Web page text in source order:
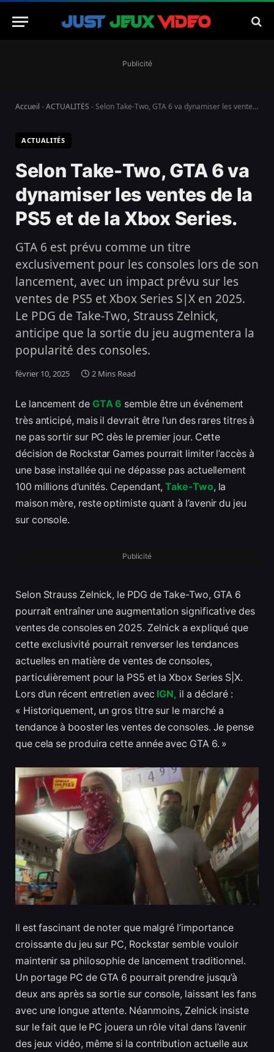
Publicité
Accueil -ACTUALITÉS -Selon Take-Two, GTA 6 va dynamiser les ventes de la PS5 et de la Xbox Series.
ACTUALITÉS
Selon Take-Two, GTA 6 va
dynamiser les ventes de la
PS5 et de la Xbox Series.
GTA 6 est prévu comme un titre
exclusivement pour les consoles lors de son
lancement, avec un impact prévu sur les
ventes de PS5 et Xbox Series S|X en 2025.
Le PDG de Take-Two, Strauss Zelnick,
anticipe que la sortie du jeu augmentera la
popularité des consoles.
février 10, 2025 2 Mins Read
Le lancement de GTA 6 semble être un événement
très anticipé, mais il devrait être l’un des rares titres à
ne pas sortir sur PC dès le premier jour. Cette
décision de Rockstar Games pourrait limiter l’accès à
une base installée qui ne dépasse pas actuellement
100 millions d’unités. Cependant,Take-Two, la
maison mère, reste optimiste quant à l’avenir du jeu
sur console.
Publicité
Selon Strauss Zelnick, le PDG de Take-Two, GTA 6
pourrait entraîner une augmentation significative des
ventes de consoles en 2025. Zelnick a expliqué que
cette exclusivité pourrait renverser les tendances
actuelles en matière de ventes de consoles,
particulièrement pour la PS5 et la Xbox Series S|X.
Lors d’un récent entretien avec IGN, il a déclaré :
« Historiquement, un gros titre sur le marché a
tendance à booster les ventes de consoles. Je pense
que cela se produira cette année avec GTA 6. »
Il est fascinant de noter que malgré l’importance
croissante du jeu sur PC, Rockstar semble vouloir
maintenir sa philosophie de lancement traditionnel.
Un portage PC de GTA 6 pourrait prendre jusqu’à
deux ans après sa sortie sur console, laissant les fans
avec une longue attente. Néanmoins, Zelnick insiste
sur le fait que le PC jouera un rôle vital dans l’avenir
des jeux vidéo, même si la contribution actuelle aux